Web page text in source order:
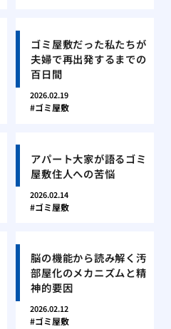
ゴミ屋敷だった私たちが
夫婦で再出発するまでの
百日間
2026.02.19
ゴミ屋敷
アパート大家が語るゴミ
屋敷住人への苦悩
2026.02.14
ゴミ屋敷
脳の機能から読み解く汚
部屋化のメカニズムと精
神的要因
2026.02.12
ゴミ屋敷